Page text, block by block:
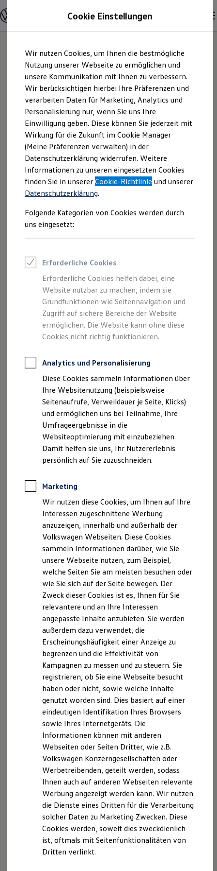
Hauptinhalt
springen
Footer
springen
Modelle und Konfigurator
Konfigurator
Modelle vergleichen
Elektroautos
ENERGY Sondermodelle
Nutzfahrzeuge
SUV und CUV
Familienautos
Kombis
Kompaktwagen
Sportwagen
Schnell verfügbare Fahrzeuge
Angebote und Produkte
Aktuelle Angebote
E-Auto-Förderung
Volkswagen Marktplatz
Die ENERGY Sondermodelle
Junge Gebrauchtwagen und Gebrauchtwagen
Volkswagen Zertifizierte Gebrauchtwagen
Elektromobilität bei Gebrauchtwagen
Saisonangebote
Reifenpakete
Leasing
Leasing-Angebote
Elektroauto Leasing
Kleinwagen-Leasing
Leasing ohne Anzahlung
Finanzierung
Autokredit mit Schlussrate
Versicherungen und Garantien
Kfz-Versicherung
Restschuldversicherungen
Garantien
Professional Class bei Volkswagen
Behörden
Direktkunden
Sonderfahrzeuge
Anpfiff zum Gewinn
Elektromobilität
Elektroautos
ID. Tutorials
Elektrofahrzeugkonzepte
ID. EVERY1
Reichweite
Rekuperation
Laden unterwegs
Laden Zuhause
Ladestationen finden
Ladezeitensimulator
Batterie
Sicherheit
Nachhaltigkeit
Technologie
Kosten und Kauf
Kaufoptionen
E-Auto-Förderung
Software und Konnektivität
Die ID. Software 6
ID. Software Versionen und Updates
Digitale Extras
Schnittstellen zu Ihrem ID.
Hybridautos
Marke und Erlebnis
Volkswagen R und R Experience
R-Modelle
R Experience
Driving Experience
Volkswagen entdecken
Werkbesichtigung
Lifestyle Shop
T-Roc Kollektion
Golf Kollektion
ID. Kollektion
Volkswagen Kollektion
R-Kollektion
GTI Kollektion
Fußball Drop
we drive football
#wedriveproud
Besitzer und Service
Software Updates
Service und Ersatzteile
Autohaus Müller
GmbH | Impressum
& Rechtliches
Hier finden Sie Informationen über uns
(Autohaus Müller GmbH) als
verantwortlichen Anbieter von Inhalten
und Angeboten, die auf dieser Website
speziell aufgeführt sind.
Impressum
Datenschutzerklärung
Impressum
Brigitte Krautwurst, Stephan Krautwurst
Konrad-Adenauer-Ring 24
58135 Hagen
Telefon: 02331/48130
Fax: 02331 / 481321
E-Mail:info@vw-hagen.de
Registergericht + Handelsregister: Amtsgericht Hagen
HRB 614
Datenschutzerklärung
A. Verantwortlicher
Wir freuen uns, dass Sie unsere Webseite der
Autohaus Müller GmbH,Konrad-Adenauer-Ring
24,58135 Hagen,
info@vw-hagen.de
besuchen. Im
Folgenden informieren wir Sie über die Verarbeitung
Ihrer personenbezogenen Daten durch uns im
Zusammenhang mit Ihrem Besuch unserer Webseite.
B. Verarbeitung Ihrer personenbezogenen Daten
Unsere Webseite bietet Ihnen verschiedene
Angebote, die wir Ihnen in Bezug auf dabei durch uns
verarbeitete personenbezogene Daten im Folgenden
näher erläutern möchten. Bei der Datenverarbeitung
im Zusammenhang mit unserer Webseite unterstützt
uns die Volkswagen Deutschland GmbH und Co. KG als
Auftragsverarbeiter. Die Volkswagen Deutschland
GmbH & Co. KG setzt ihrerseits als
Unterauftragnehmer die Volkswagen AG ein, die
wiederum Salesforce.com einsetzt. Dabei kann eine
Drittlandübertragung in die USA nicht ausgeschlossen
werden. Es wurden aktuelle EU-
Standardvertragsklauseln abgeschlossen, die hier
abgerufen werden können:
https://eur-lex.europa.eu/legal-content/de/TXT/?
Cookie Einstellungen
Wir nutzen Cookies, um Ihnen die bestmögliche
Nutzung unserer Webseite zu ermöglichen und
unsere Kommunikation mit Ihnen zu verbessern.
Wir berücksichtigen hierbei Ihre Präferenzen und
verarbeiten Daten für Marketing, Analytics und
Personalisierung nur, wenn Sie uns Ihre
Einwilligung geben. Diese können Sie jederzeit mit
Wirkung für die Zukunft im Cookie Manager
(Meine Präferenzen verwalten) in der
Datenschutzerklärung widerrufen. Weitere
Informationen zu unseren eingesetzten Cookies
finden Sie in unsererCookie-Richtlinie und unserer
Datenschutzerklärung.
Folgende Kategorien von Cookies werden durch
uns eingesetzt:
Erforderliche Cookies
Erforderliche Cookies helfen dabei, eine
Website nutzbar zu machen, indem sie
Grundfunktionen wie Seitennavigation und
Zugriff auf sichere Bereiche der Website
ermöglichen. Die Website kann ohne diese
Cookies nicht richtig funktionieren.
Analytics und Personalisierung
Diese Cookies sammeln Informationen über
Ihre Websitenutzung (beispielsweise
Seitenaufrufe, Verweildauer je Seite, Klicks)
und ermöglichen uns bei Teilnahme, Ihre
Umfrageergebnisse in die
Websiteoptimierung mit einzubeziehen.
Damit helfen sie uns, Ihr Nutzererlebnis
persönlich auf Sie zuzuschneiden.
Marketing
Wir nutzen diese Cookies, um Ihnen auf Ihre
Interessen zugeschnittene Werbung
anzuzeigen, innerhalb und außerhalb der
Volkswagen Webseiten. Diese Cookies
sammeln Informationen darüber, wie Sie
unsere Webseite nutzen, zum Beispiel,
welche Seiten Sie am meisten besuchen oder
wie Sie sich auf der Seite bewegen. Der
Zweck dieser Cookies ist es, Ihnen für Sie
relevantere und an Ihre Interessen
angepasste Inhalte anzubieten. Sie werden
außerdem dazu verwendet, die
Erscheinungshäufigkeit einer Anzeige zu
begrenzen und die Effektivität von
Kampagnen zu messen und zu steuern. Sie
registrieren, ob Sie eine Webseite besucht
haben oder nicht, sowie welche Inhalte
genutzt worden sind. Dies basiert auf einer
eindeutigen Identifikation Ihres Browsers
sowie Ihres Internetgeräts. Die
Informationen können mit anderen
Webseiten oder Seiten Dritter, wie z.B.
Volkswagen Konzerngesellschaften oder
Werbetreibenden, geteilt werden, sodass
Ihnen auch auf anderen Webseiten relevante
Werbung angezeigt werden kann. Wir nutzen
die Dienste eines Dritten für die Verarbeitung
solcher Daten zu Marketing Zwecken. Diese
Cookies werden, soweit dies zweckdienlich
ist, oftmals mit Seitenfunktionalitäten von
Dritten verlinkt.